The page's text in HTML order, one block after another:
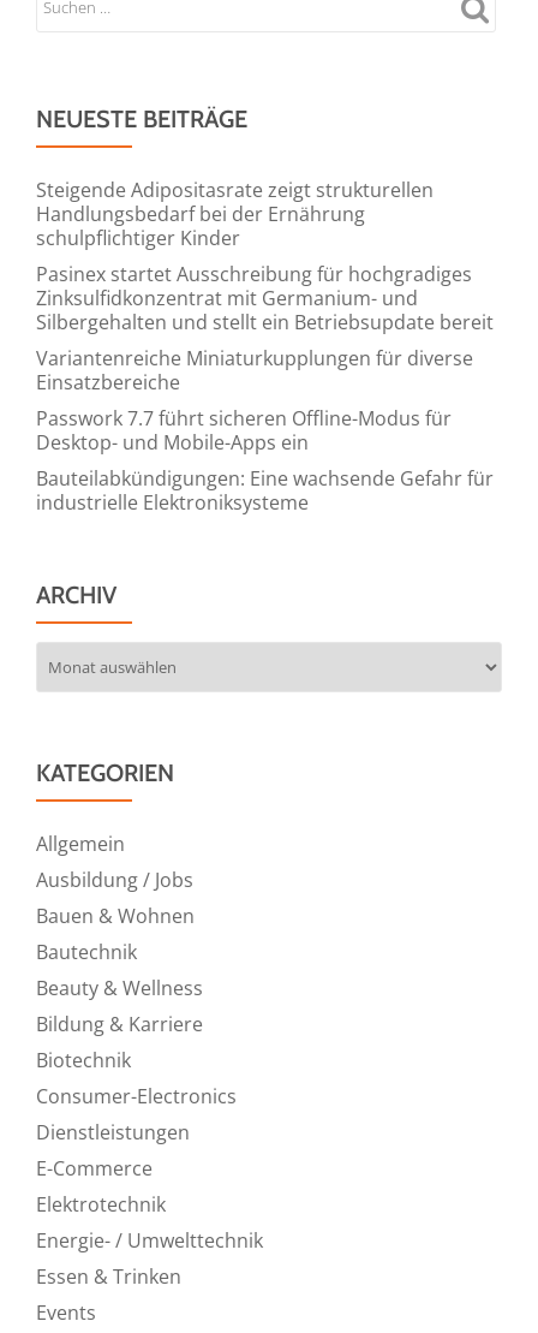
NEUESTE BEITRÄGE
Steigende Adipositasrate zeigt strukturellen
Handlungsbedarf bei der Ernährung
schulpflichtiger Kinder
Pasinex startet Ausschreibung für hochgradiges
Zinksulfidkonzentrat mit Germanium- und
Silbergehalten und stellt ein Betriebsupdate bereit
Variantenreiche Miniaturkupplungen für diverse
Einsatzbereiche
Passwork 7.7 führt sicheren Offline-Modus für
Desktop- und Mobile-Apps ein
Bauteilabkündigungen: Eine wachsende Gefahr für
industrielle Elektroniksysteme
ARCHIV
KATEGORIEN
Allgemein
Ausbildung / Jobs
Bauen & Wohnen
Bautechnik
Beauty & Wellness
Bildung & Karriere
Biotechnik
Consumer-Electronics
Dienstleistungen
E-Commerce
Elektrotechnik
Energie- / Umwelttechnik
Essen & Trinken
Events